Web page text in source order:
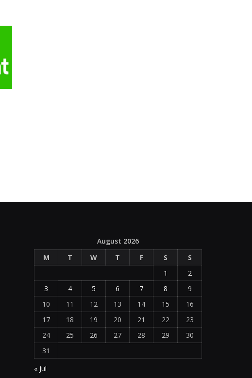
August 2026
M
T W T F S
S
1
2
3
4 5 6 7 8
9
10
11 12 13 14 15
16
17
18 19 20 21 22
23
24
25 26 27 28 29
30
31
« Jul